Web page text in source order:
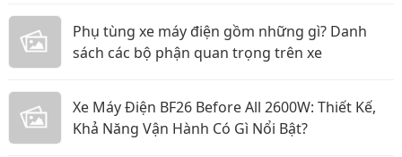
Phụ tùng xe máy điện gồm những gì? Danh
sách các bộ phận quan trọng trên xe
Xe Máy Điện BF26 Before All 2600W: Thiết Kế,
Khả Năng Vận Hành Có Gì Nổi Bật?